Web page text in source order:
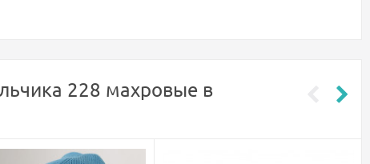
228 махровые в